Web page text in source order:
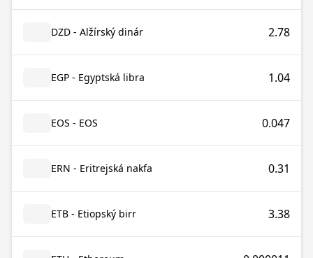
DZD - Alžírský dinár 2.78
EGP - Egyptská libra 1.04
EOS - EOS 0.047
ERN - Eritrejská nakfa 0.31
ETB - Etiopský birr 3.38